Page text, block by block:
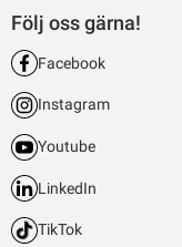
Följ oss gärna!
Facebook
Instagram
Youtube
LinkedIn
TikTok